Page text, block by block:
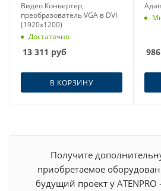
Видео Конвертер,
преобразователь VGA в DVI
(1920x1200)
Достаточно
13 311 руб
В КОРЗИНУ
986
Получите
приобретаемое
будущий проект у